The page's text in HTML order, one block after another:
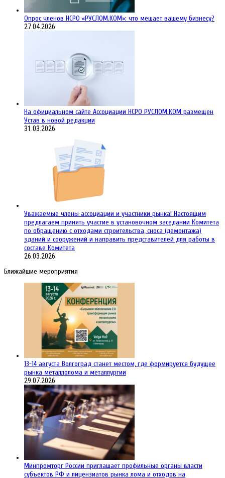
Опрос членов НСРО «РУСЛОМ.КОМ»: что мешает вашему бизнесу?
27.04.2026
На официальном сайте Ассоциации НСРО РУСЛОМ.КОM размещен
Устав в новой редакции
31.03.2026
Уважаемые члены ассоциации и участники рынка! Настоящим
предлагаем принять участие в установочном заседании Комитета
по обращению с отходами строительства, сноса (демонтажа)
зданий и сооружений и направить представителей для работы в
составе Комитета
26.03.2026
Ближайшие мероприятия
13-14 августа Волгоград станет местом, где формируется будущее
рынка металлолома и металлургии
29.07.2026
Минпромторг России приглашает профильные органы власти
субъектов РФ и лицензиатов рынка лома и отходов на